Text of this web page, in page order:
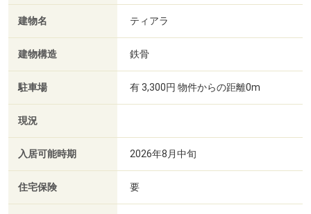
建物名 ティアラ
建物構造 鉄骨
駐車場 有 3,300円 物件からの距離0m
現況
入居可能時期 2026年8月中旬
住宅保険 要